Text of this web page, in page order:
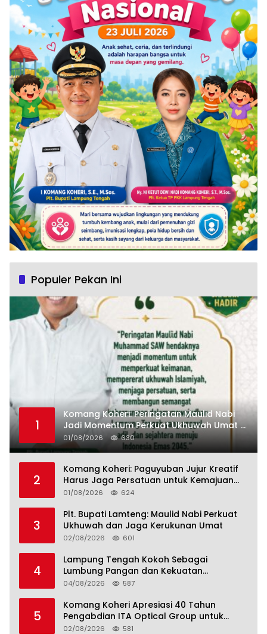
Populer Pekan Ini
1
Komang Koheri: Peringatan Maulid Nabi
Jadi Momentum Perkuat Ukhuwah Umat di
Lampung Tengah
01/08/2026 630
2
Komang Koheri: Paguyuban Jujur Kreatif
Harus Jaga Persatuan untuk Kemajuan
Lampung Tengah
01/08/2026 624
3
Plt. Bupati Lamteng: Maulid Nabi Perkuat
Ukhuwah dan Jaga Kerukunan Umat
02/08/2026 601
4
Lampung Tengah Kokoh Sebagai
Lumbung Pangan dan Kekuatan
Perkebunan Lampung, Komang Koheri:
Menuju Indonesia Emas 2045
04/08/2026 587
5
Komang Koheri Apresiasi 40 Tahun
Pengabdian ITA Optical Group untuk
Kesehatan Mata Masyarakat Lamteng
02/08/2026 581